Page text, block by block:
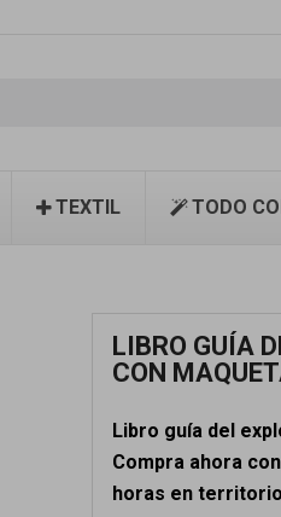
TEXTIL TODO
LIBRO GUÍA
CON
Libro guía del
Compra ahora
horas en